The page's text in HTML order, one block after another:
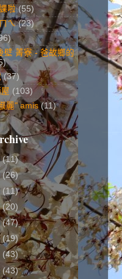
啦 (55)
ㄟ (23)
壁 菁寮 - 爸故鄉的
(37)
(103)
麗" amis (11)
(11)
(26)
(11)
(20)
(47)
(19)
(43)
(43)